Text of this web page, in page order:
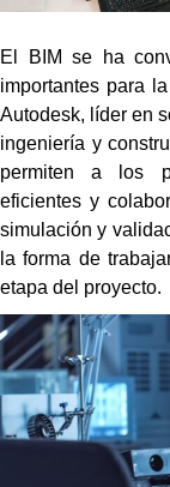
El BIM se ha
importantes para
Autodesk, líder en
ingeniería y
permiten a los
eficientes y
simulación y
la forma de
etapa del proyecto.